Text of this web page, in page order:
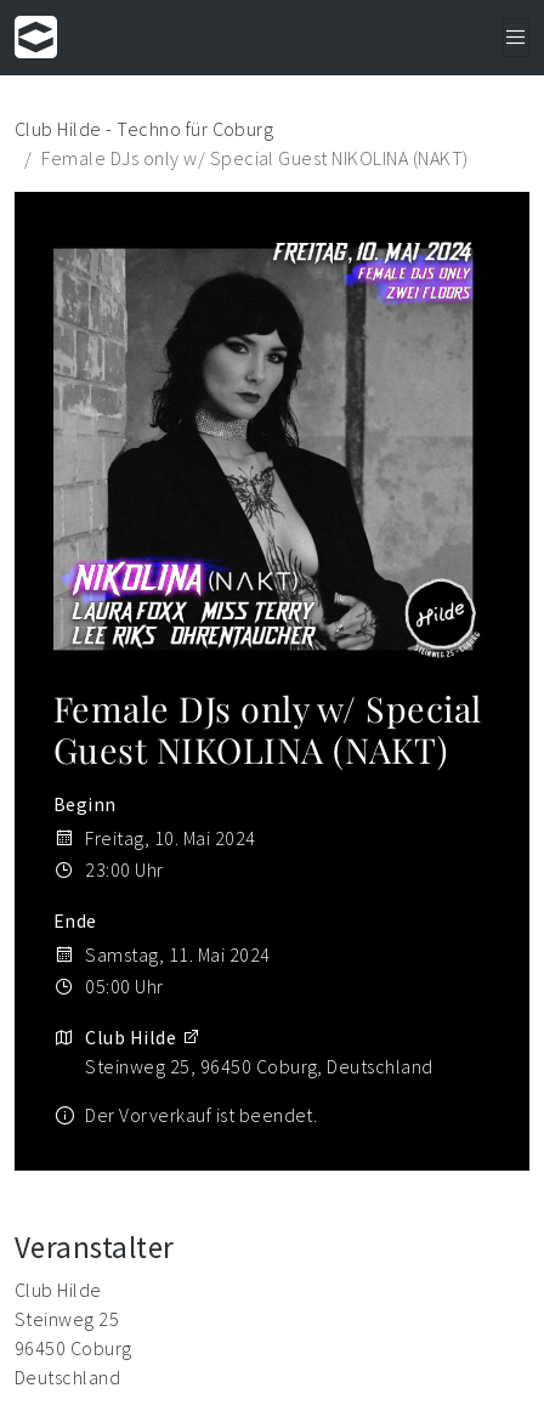
Club Hilde - Techno für Coburg
Female DJs only w/ Special Guest NIKOLINA (NAKT)
Female DJs only w/ Special
Guest NIKOLINA (NAKT)
Beginn
Freitag, 10. Mai 2024
23:00 Uhr
Ende
Samstag, 11. Mai 2024
05:00 Uhr
Club Hilde
Steinweg 25, 96450 Coburg, Deutschland
Der Vorverkauf ist beendet.
Veranstalter
Club Hilde
Steinweg 25
96450 Coburg
Deutschland